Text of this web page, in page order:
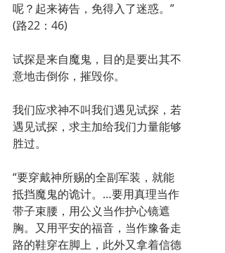
呢？起来祷告，免得入了迷惑。”
(路22：46)
试探是来自魔鬼，目的是要出其不
意地击倒你，摧毁你。
我们应求神不叫我们遇见试探，若
遇见试探，求主加给我们力量能够
胜过。
“要穿戴神所赐的全副军装，就能
抵挡魔鬼的诡计。…要用真理当作
带子束腰，用公义当作护心镜遮
胸。又用平安的福音，当作豫备走
路的鞋穿在脚上，此外又拿着信德